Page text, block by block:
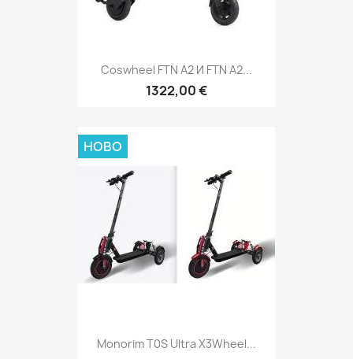
Coswheel FTN A2 И FTN A2...
1322,00 €
Monorim T0S Ultra X3Wheel...
НОВО